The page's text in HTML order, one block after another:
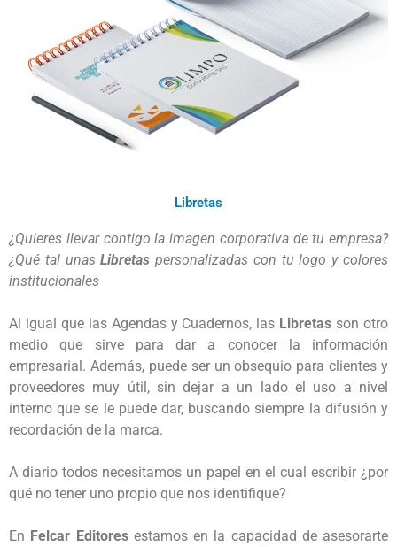
Libretas
¿Quieres llevar contigo la imagen corporativa de tu empresa?
¿Qué tal unas Libretas personalizadas con tu logo y colores
institucionales
Al igual que las Agendas y Cuadernos, las Libretas son otro
medio que sirve para dar a conocer la información
empresarial. Además, puede ser un obsequio para clientes y
proveedores muy útil, sin dejar a un lado el uso a nivel
interno que se le puede dar, buscando siempre la difusión y
recordación de la marca.
A diario todos necesitamos un papel en el cual escribir ¿por
qué no tener uno propio que nos identifique?
En Felcar Editores estamos en la capacidad de asesorarte